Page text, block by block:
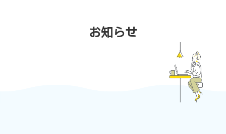
お知らせ